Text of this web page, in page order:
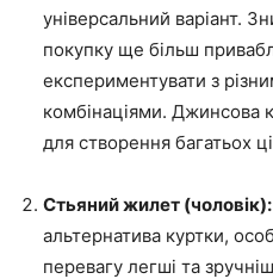
універсальний варіант.
покупку ще більш
експериментувати з
комбінаціями. Джинсова
для створення багатьох
Стьяний жилет (чоловік):
альтернатива куртки,
перевагу легші та